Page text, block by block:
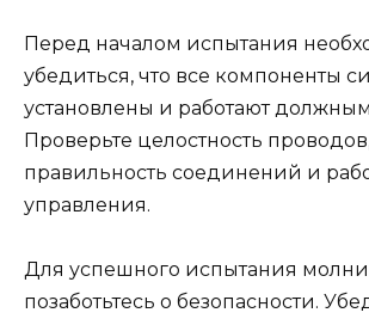
Перед началом испытания
убедиться, что все компоненты
установлены и работают
Проверьте целостность
правильность соединений и
управления.
Для успешного испытания
позаботьтесь о безопасности.